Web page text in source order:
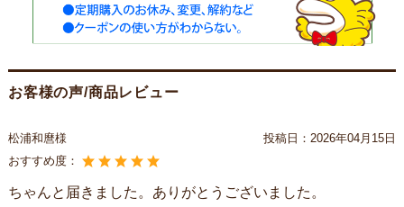
お客様の声/商品レビュー
松浦和麿様 投稿日： 2026年04月15日
おすすめ度：
ちゃんと届きました。ありがとうございました。